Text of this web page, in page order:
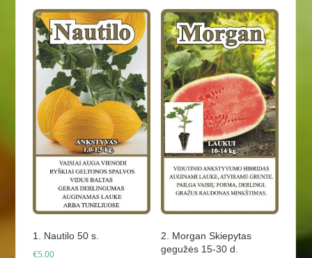
1. Nautilo 50 s.
€5.00
2. Morgan Skiepytas
gegužės 15-30 d.